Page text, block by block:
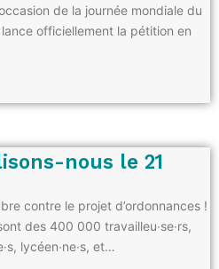
de la journée mondiale du
officiellement la pétition en
nous le 21
contre le projet d’ordonnances !
des 400 000 travailleu∙se∙rs,
lycéen∙ne∙s, et…